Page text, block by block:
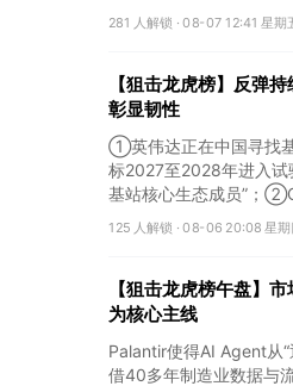
LDI技术，成为不可或缺
281 人解锁 ·08-07 12:41 星期
【狙击龙虎榜】反弹
彰显韧性
①英伟达正在中国寻找
标2027至2028年进入试
基站核心生态成员”；
数万家企业客户积累的
经济的核心枢纽；③市
125 人解锁 ·08-06 20:08 星期
【狙击龙虎榜午盘】
为核心主线
Palantir使得AI Agent从
借40多年制造业数据与